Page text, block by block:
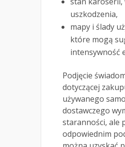
uszkodzenia,
mapy i ślady
które mogą
intensywność
Podjęcie
dotyczącej
używanego
dostawczego
staranności, ale
odpowiednim